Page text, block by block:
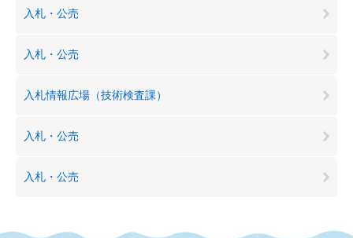
入札・公売
入札・公売
入札情報広場（技術検査課）
入札・公売
入札・公売